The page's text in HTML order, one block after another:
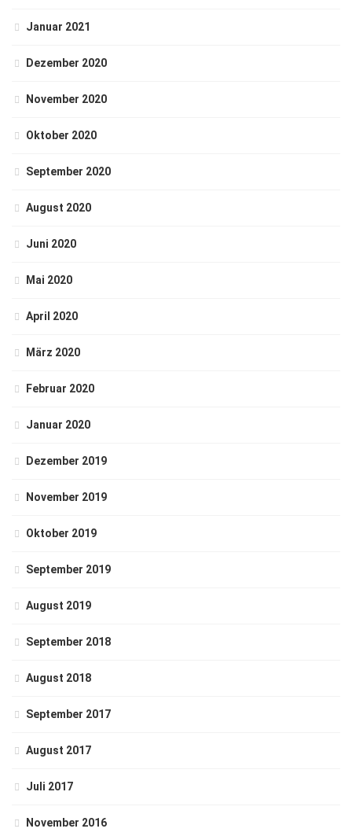
Januar 2021
Dezember 2020
November 2020
Oktober 2020
September 2020
August 2020
Juni 2020
Mai 2020
April 2020
März 2020
Februar 2020
Januar 2020
Dezember 2019
November 2019
Oktober 2019
September 2019
August 2019
September 2018
August 2018
September 2017
August 2017
Juli 2017
November 2016